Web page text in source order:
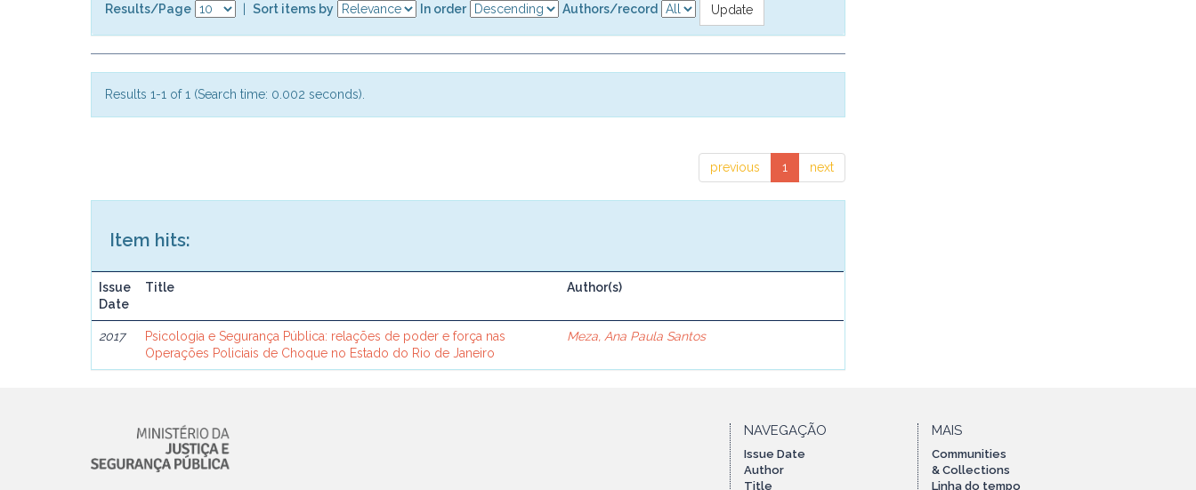
Results/Page Sort items by In order Authors/record
Results 1-1 of 1 (Search time: 0.002 seconds).
previous 1 next
Item hits:
Issue
Date
Title Author(s)
2017
Psicologia e Segurança Pública: relações de poder e força nas
Operações Policiais de Choque no Estado do Rio de Janeiro
Meza, Ana Paula Santos
NAVEGAÇÃO
Issue Date
Author
Title
MAIS
Communities
& Collections
Linha do tempo